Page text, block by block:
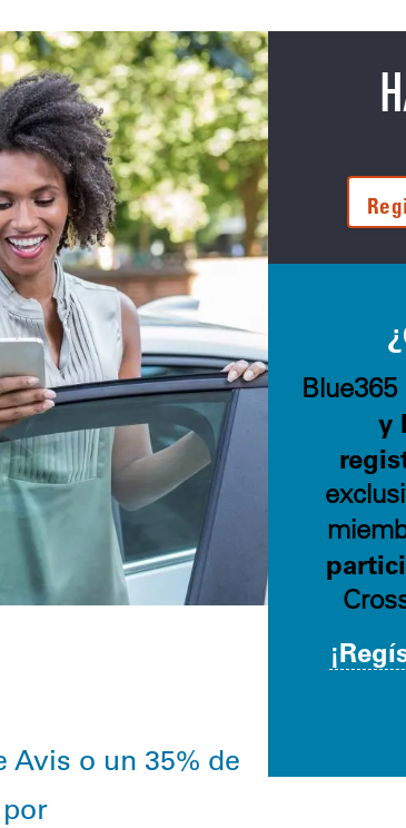
Avis o un 35% de
y